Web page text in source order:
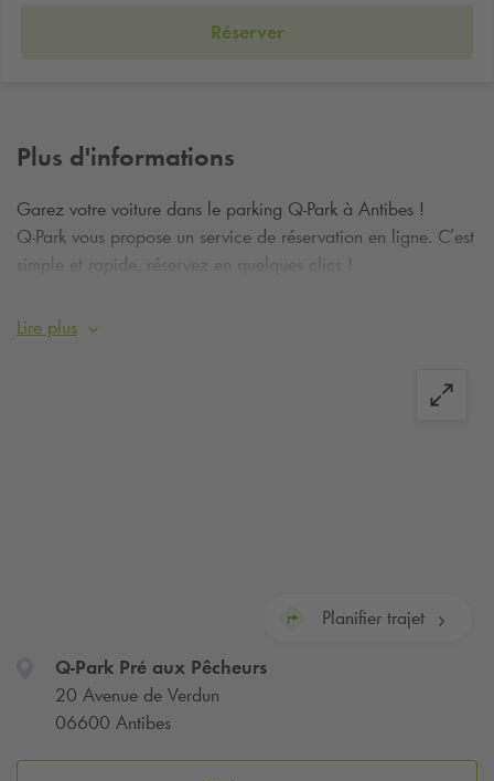
Réserver
Plus d'informations
Garez votre voiture dans le parking Q-Park à Antibes !
Q-Park vous propose un service de réservation en ligne. C’est
simple et rapide, réservez en quelques clics !
Votre parking est digitale : plus de badge, entrez
Lire plus
Planifier trajet
Q-ParkPré aux Pêcheurs
20 Avenue de Verdun
06600 Antibes